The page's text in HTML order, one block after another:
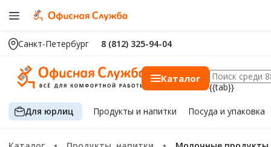
Санкт-Петербург 8 (812) 325-94-04
Каталог
{{tab}}
Для юрлиц Продуктыи напитки Посуда и упаковка